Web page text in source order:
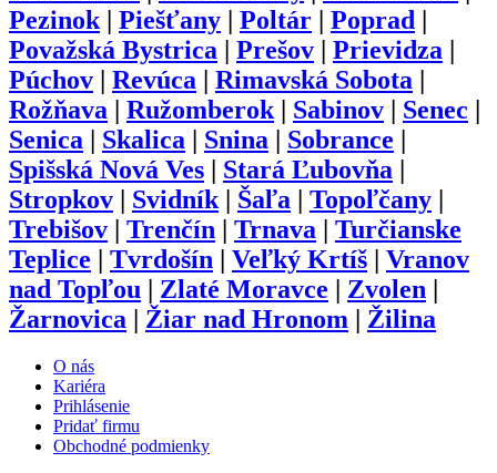
Pezinok| Piešťany Poltár Poprad
Považská Bystrica
Prešov Prievidza
Púchov
Revúca Rimavská Sobota
Rožňava
Ružomberok| Sabinov Senec
Senica
Skalica Snina Sobrance
Spišská Nová Ves
Stará Ľubovňa
Stropkov
Svidník| Šaľa Topoľčany
Trebišov
Trenčín Trnava
Turčianske
Teplice
Tvrdošín Veľký Krtíš
Vranov
nad Topľou
Zlaté Moravce Zvolen
Žarnovica
Žiar nad Hronom Žilina
O nás
Kariéra
Prihlásenie
Pridať firmu
Obchodné podmienky